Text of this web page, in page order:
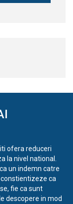
iti ofera reduceri
la nivel national.
un indemn catre
ca
fie ca sunt
descopere in mod